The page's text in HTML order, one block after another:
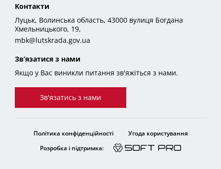
Контакти
Луцьк, Волинська область, 43000 вулиця Богдана
Хмельницького, 19,
mbk@lutskrada.gov.ua
Зв’язатися з нами
Якщо у Вас виникли питання зв'яжіться з нами.
Зв'язатись з нами
Політика конфіденційності
Угода користування
Розробка і підтримка: